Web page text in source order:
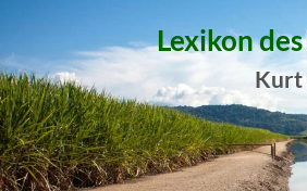
Lexikon
Kurt